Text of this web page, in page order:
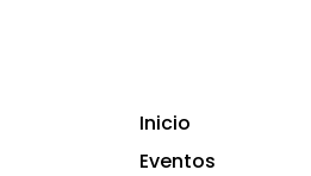
Inicio
Eventos